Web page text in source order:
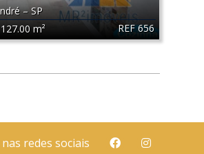
REF 656
–SP
127.00 m²
redes sociais